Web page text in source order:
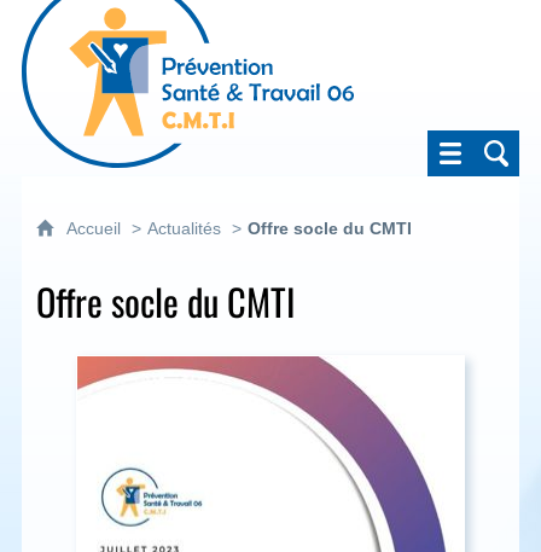
Accueil Actualités Offre socle du CMTI
Offre socle du CMTI